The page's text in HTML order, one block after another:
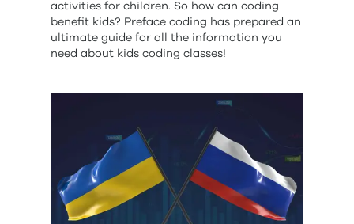
activities for children. So how can coding
benefit kids? Preface coding has prepared an
ultimate guide for all the information you
need about kids coding classes!